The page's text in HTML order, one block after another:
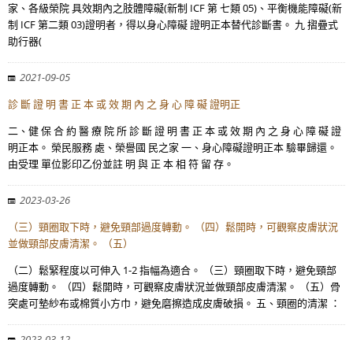
家、各級榮院 具效期內之肢體障礙(新制 ICF 第 七類 05)、平衡機能障礙(新
制 ICF 第二類 03)證明者，得以身心障礙 證明正本替代診斷書。 九 摺疊式
助行器(
2021-09-05
診 斷 證 明 書 正 本 或 效 期 內 之 身 心 障 礙 證明正
二、健 保 合 約 醫 療 院 所 診 斷 證 明 書 正 本 或 效 期 內 之 身 心 障 礙 證
明正本。 榮民服務 處、榮譽國 民之家 一、身心障礙證明正本 驗畢歸還。
由受理 單位影印乙份並註 明 與 正 本 相 符 留 存。
2023-03-26
（三）頸圈取下時，避免頸部過度轉動。 （四）鬆開時，可觀察皮膚狀況
並做頸部皮膚清潔。 （五）
（二）鬆緊程度以可伸入 1-2 指幅為適合。 （三）頸圈取下時，避免頸部
過度轉動。 （四）鬆開時，可觀察皮膚狀況並做頸部皮膚清潔。 （五）骨
突處可墊紗布或棉質小方巾，避免磨擦造成皮膚破損。 五、頸圈的清潔 ：